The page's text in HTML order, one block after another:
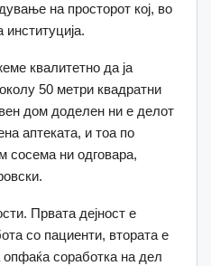
на просторот кој, во
институција.
квалитетно да ја
50 метри квадратни
дом доделен ни е делот
аптеката, и тоа по
сосема ни одговара,
Првата дејност е
со пациенти, втората е
опфаќа соработка на дел